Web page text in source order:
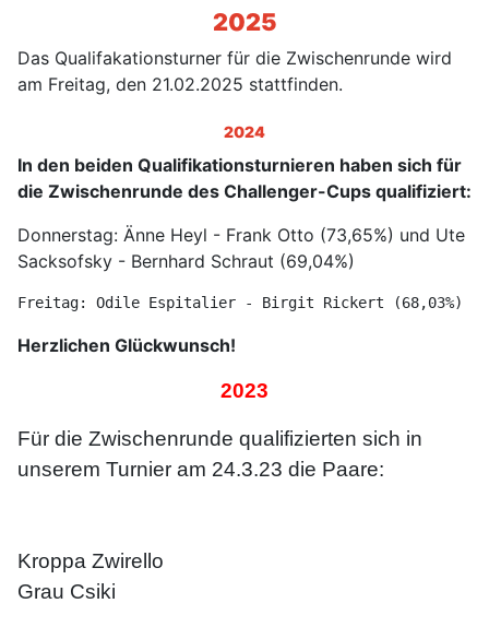
2025
Das Qualifakationsturner für die Zwischenrunde wird
am Freitag, den 21.02.2025 stattfinden.
2024
In den beiden Qualifikationsturnieren haben sich für
die Zwischenrunde des Challenger-Cups qualifiziert:
Donnerstag: Änne Heyl - Frank Otto (73,65%) und Ute
Sacksofsky - Bernhard Schraut (69,04%)
Freitag: Odile Espitalier - Birgit Rickert (68,03%) und
Herzlichen Glückwunsch!
2023
Für die Zwischenrunde qualifizierten sich in
unserem Turnier am 24.3.23 die Paare:
Kroppa Zwirello
Grau Csiki